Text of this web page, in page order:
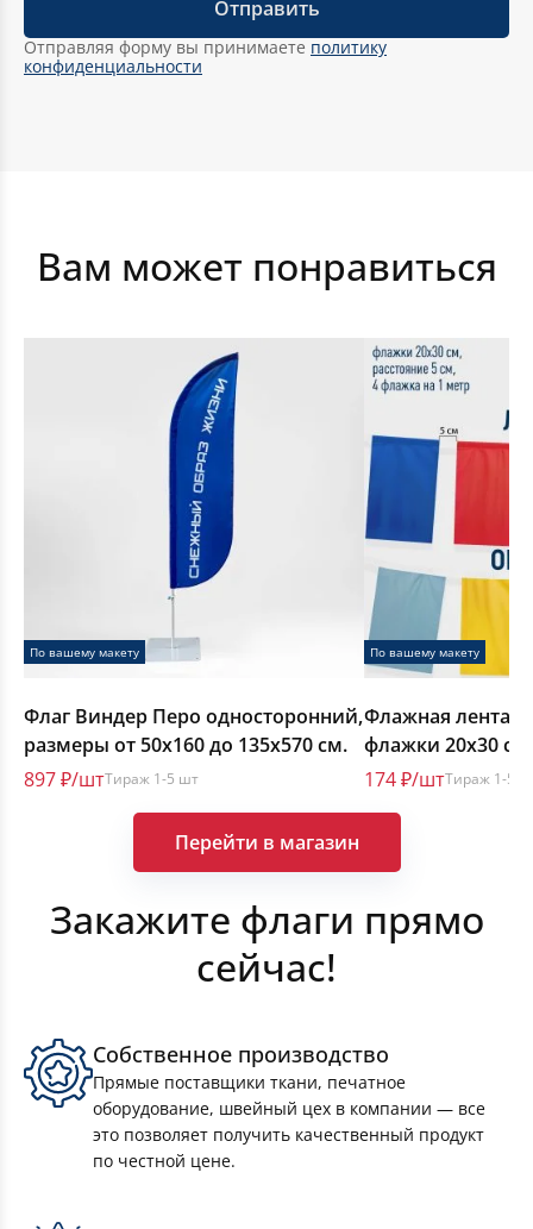
Транспаранты-перетяжки
Флажная лента
Уличные флаги
Гоночные флаги
Флаги расцвечивания
Флаги для виндеров — печать и пошив
Отправляя форму вы принимаете политику
конфиденциальности
Вам может понравиться
По вашему макету
Флаг Виндер Перо односторонний,
размеры от 50х160 до 135х570 см.
897 ₽/штТираж 1-5 шт
По вашему макету
Флажная лента,
флажки 20х30
шт. на метр
174 ₽/штТираж 1-5
Перейти в магазин
Закажите флаги прямо
сейчас!
Собственное производство
Прямые поставщики ткани, печатное
оборудование, швейный цех в компании — все
это позволяет получить качественный продукт
по честной цене.